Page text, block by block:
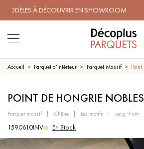
À DÉCOUVRIR EN SHOWROOM |
LES RECHERCHES LES PLUS
PARQUET MASSIF
Accueil Parquet d'Intérieur Parquet Massif
POINT DE HONGRIE
parquet massif chêne les motifs larg 9 cm
1590610INV En Stock